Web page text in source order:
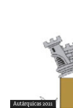
Autárquicas 2021